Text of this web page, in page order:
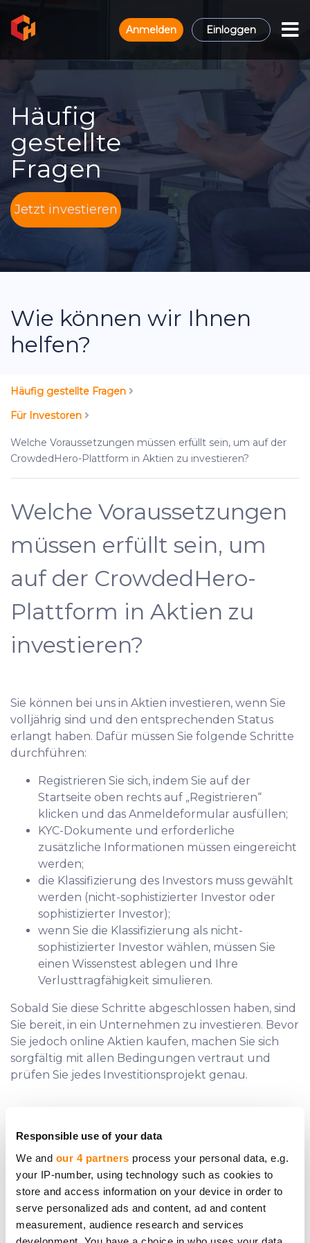
Responsible use of your data
We and our 4 partners process your personal data, e.g.
your IP-number, using technology such as cookies to
store and access information on your device in order to
serve personalized ads and content, ad and content
measurement, audience research and services
Anmelden Einloggen
Häufig
gestellte
Fragen
Jetzt investieren
Wie können wir Ihnen
helfen?
Häufig gestellte Fragen
Für Investoren
Welche Voraussetzungen müssen erfüllt sein, um auf der
CrowdedHero-Plattform in Aktien zu investieren?
Welche Voraussetzungen
müssen erfüllt sein, um
auf der CrowdedHero-
Plattform in Aktien zu
investieren?
Sie können bei uns in Aktien investieren, wenn Sie
volljährig sind und den entsprechenden Status
erlangt haben. Dafür müssen Sie folgende Schritte
durchführen:
Registrieren Sie sich, indem Sie auf der
Startseite oben rechts auf „Registrieren“
klicken und das Anmeldeformular ausfüllen;
KYC-Dokumente und erforderliche
zusätzliche Informationen müssen eingereicht
werden;
die Klassifizierung des Investors muss gewählt
werden (nicht-sophistizierter Investor oder
sophistizierter Investor);
wenn Sie die Klassifizierung als nicht-
sophistizierter Investor wählen, müssen Sie
einen Wissenstest ablegen und Ihre
Verlusttragfähigkeit simulieren.
Sobald Sie diese Schritte abgeschlossen haben, sind
Sie bereit, in ein Unternehmen zu investieren. Bevor
Sie jedoch online Aktien kaufen, machen Sie sich
sorgfältig mit allen Bedingungen vertraut und
prüfen Sie jedes Investitionsprojekt genau.
Brauchen Sie zusätzliche Hilfe?
Nehmen Sie Kontakt auf.